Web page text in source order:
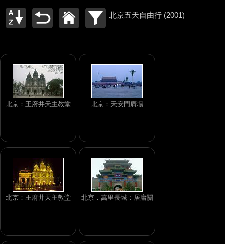
北京五天自由行 (2001)
北京：王府井天主教堂 北京：天安門廣場
北京：王府井天主教堂 北京．萬里長城：居庸關